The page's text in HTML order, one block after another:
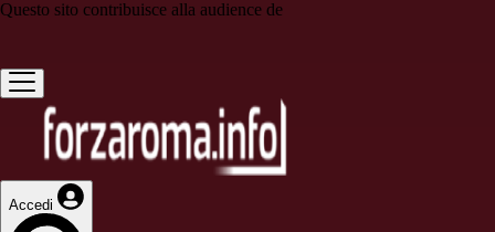
Questo sito contribuisce alla audience de
Accedi